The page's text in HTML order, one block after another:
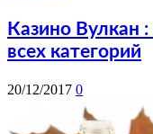
Казино Вулкан
всех категорий
20/12/2017 0